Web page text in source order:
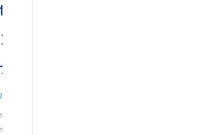
|
können sich
mit Sitz in